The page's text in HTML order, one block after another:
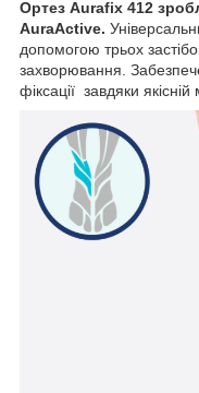
Ортез Aurafix 412
AuraActive.
допомогою трьох
захворювання.
фіксації завдяки